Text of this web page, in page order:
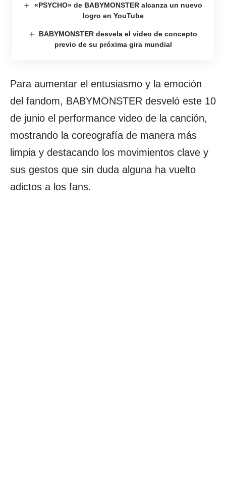
«PSYCHO» de BABYMONSTER alcanza un nuevo
logro en YouTube
BABYMONSTER desvela el video de concepto
previo de su próxima gira mundial
Para aumentar el entusiasmo y la emoción
del fandom, BABYMONSTER desveló este 10
de junio el performance video de la canción,
mostrando la coreografía de manera más
limpia y destacando los movimientos clave y
sus gestos que sin duda alguna ha vuelto
adictos a los fans.